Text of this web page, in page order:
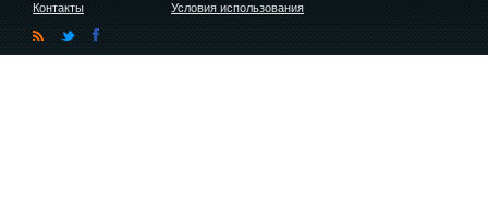
Контакты
Условия использования